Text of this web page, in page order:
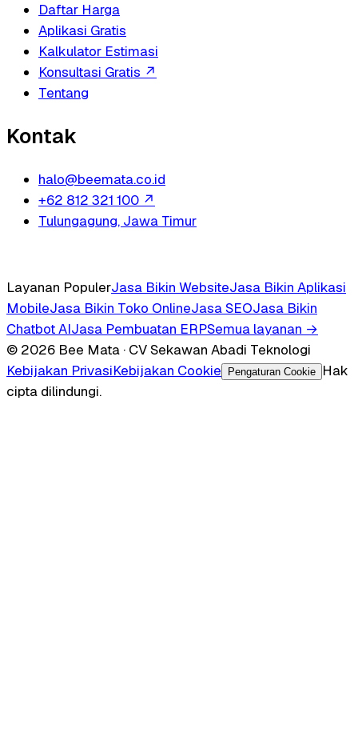
Daftar Harga
Aplikasi Gratis
Kalkulator Estimasi
Konsultasi Gratis ↗
Tentang
Kontak
halo@beemata.co.id
+62 812 321 100 ↗
Tulungagung, Jawa Timur
Layanan PopulerJasa Bikin WebsiteJasa Bikin Aplikasi
MobileJasa Bikin Toko OnlineJasa SEOJasa Bikin
Chatbot AIJasa Pembuatan ERPSemua layanan →
© 2026 Bee Mata · CV Sekawan Abadi Teknologi
Kebijakan PrivasiKebijakan Cookie Pengaturan Cookie
Hak
cipta dilindungi.